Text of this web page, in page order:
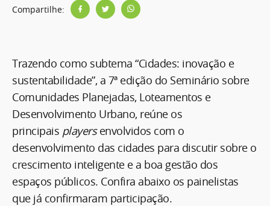
Compartilhe:
Trazendo como subtema “Cidades: inovação e
sustentabilidade”, a 7ª edição do Seminário sobre
Comunidades Planejadas, Loteamentos e
Desenvolvimento Urbano, reúne os
principais playersenvolvidos com o
desenvolvimento das cidades para discutir sobre o
crescimento inteligente e a boa gestão dos
espaços públicos. Confira abaixo os painelistas
que já confirmaram participação.